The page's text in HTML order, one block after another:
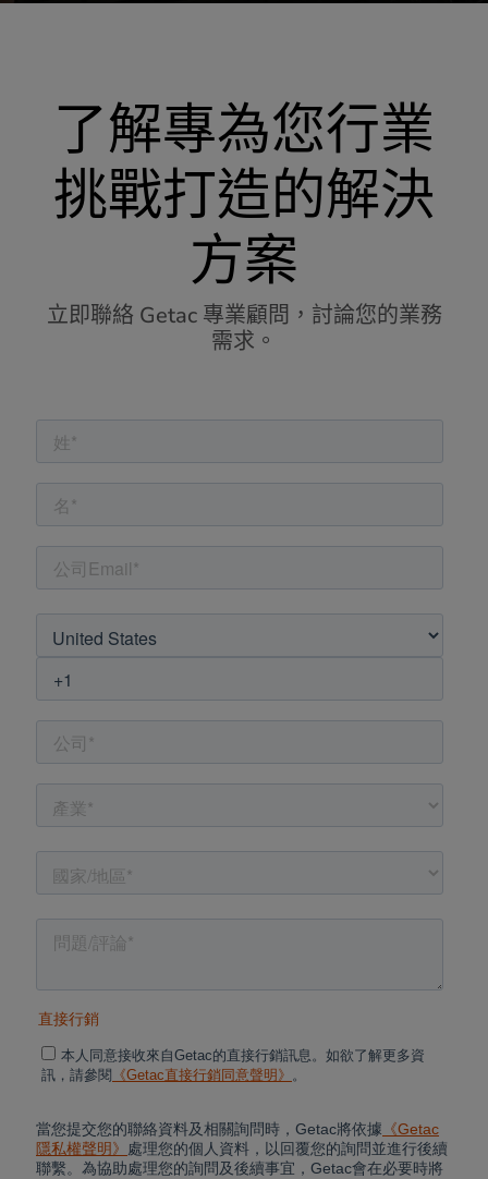
了解專為您行業
挑戰打造的解決
方案
立即聯絡 Getac 專業顧問，討論您的業務
需求。